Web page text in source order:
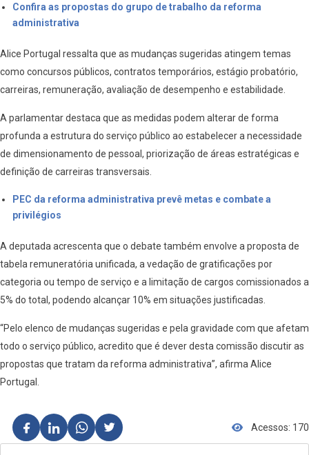
Confira as propostas do grupo de trabalho da reforma
administrativa
Alice Portugal ressalta que as mudanças sugeridas atingem temas
como concursos públicos, contratos temporários, estágio probatório,
carreiras, remuneração, avaliação de desempenho e estabilidade.
A parlamentar destaca que as medidas podem alterar de forma
profunda a estrutura do serviço público ao estabelecer a necessidade
de dimensionamento de pessoal, priorização de áreas estratégicas e
definição de carreiras transversais.
PEC da reforma administrativa prevê metas e combate a
privilégios
A deputada acrescenta que o debate também envolve a proposta de
tabela remuneratória unificada, a vedação de gratificações por
categoria ou tempo de serviço e a limitação de cargos comissionados a
5% do total, podendo alcançar 10% em situações justificadas.
“Pelo elenco de mudanças sugeridas e pela gravidade com que afetam
todo o serviço público, acredito que é dever desta comissão discutir as
propostas que tratam da reforma administrativa”, afirma Alice
Portugal.
Acessos: 170